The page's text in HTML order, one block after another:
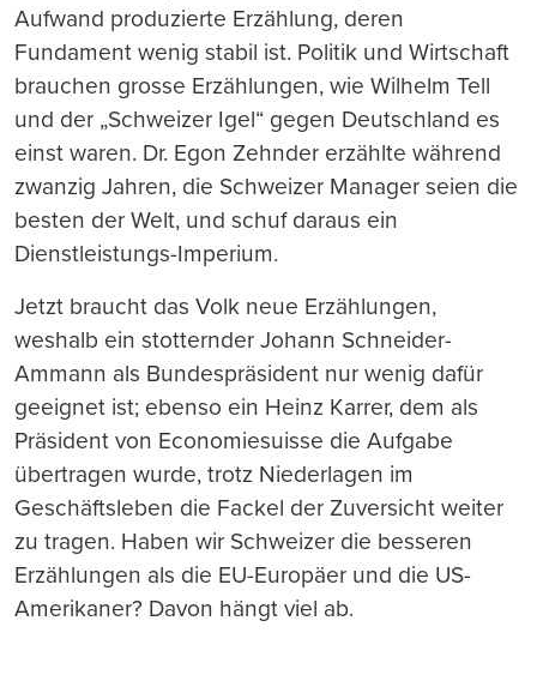
Aufwand produzierte Erzählung, deren
Fundament wenig stabil ist. Politik und Wirtschaft
brauchen grosse Erzählungen, wie Wilhelm Tell
und der „Schweizer Igel“ gegen Deutschland es
einst waren. Dr. Egon Zehnder erzählte während
zwanzig Jahren, die Schweizer Manager seien die
besten der Welt, und schuf daraus ein
Dienstleistungs-Imperium.
Jetzt braucht das Volk neue Erzählungen,
weshalb ein stotternder Johann Schneider-
Ammann als Bundespräsident nur wenig dafür
geeignet ist; ebenso ein Heinz Karrer, dem als
Präsident von Economiesuisse die Aufgabe
übertragen wurde, trotz Niederlagen im
Geschäftsleben die Fackel der Zuversicht weiter
zu tragen. Haben wir Schweizer die besseren
Erzählungen als die EU-Europäer und die US-
Amerikaner? Davon hängt viel ab.